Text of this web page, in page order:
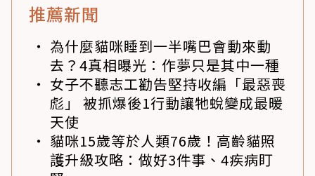
推薦新聞
為什麼貓咪睡到一半嘴巴會動來動
去？4真相曝光：作夢只是其中一種
女子不聽志工勸告堅持收編「最惡喪
彪」 被抓爆後1行動讓牠蛻變成最暖
天使
貓咪15歲等於人類76歲！高齡貓照
護升級攻略：做好3件事、4疾病盯